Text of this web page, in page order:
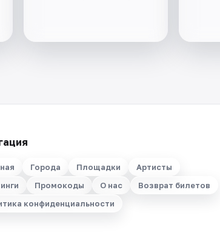
Города Площадки
Артисты
Промокоды О нас
Возврат билетов
конфиденциальности